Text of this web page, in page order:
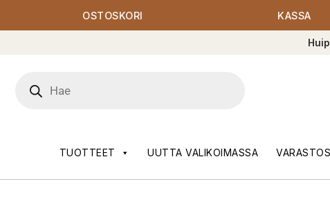
OSTOSKORI KASSA
search
TUOTTEET UUTTA VALIKOIMASSA